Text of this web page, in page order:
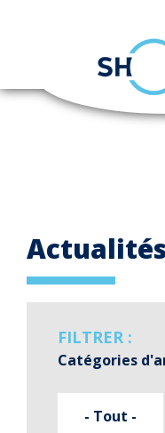
Aller
Actualités
FILTRER :
Catégories
- Tout -